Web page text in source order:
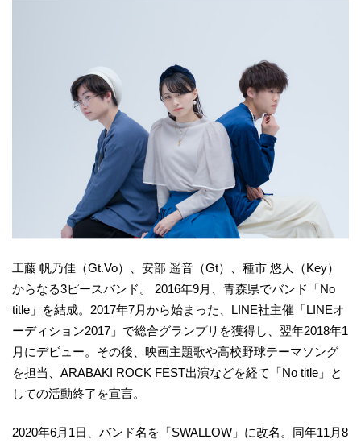
工藤 帆乃佳（Gt.Vo）、安部 遥音（Gt）、種市 悠人（Key）
からなる3ピースバンド。 2016年9月、青森県でバンド「No
title」を結成。2017年7⽉から始まった、LINE社主催「LINEオ
ーディション2017」で総合グランプリを獲得し、翌年2018年1
月にデビュー。その後、映画主題歌や高校野球テーマソング
を担当、ARABAKI ROCK FEST出演などを経て「No title」と
しての活動終了を宣言。
2020年6月1日、バンド名を「SWALLOW」に改名。同年11月8